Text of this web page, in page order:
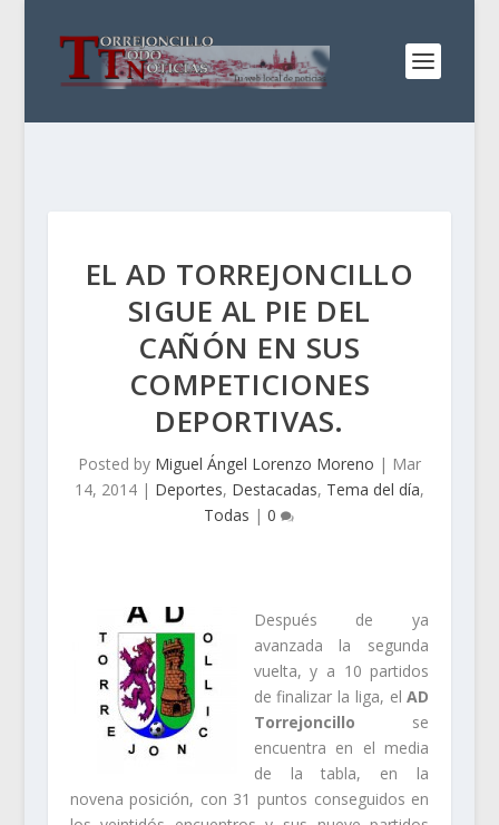
EL AD TORREJONCILLO
SIGUE AL PIE DEL
CAÑÓN EN SUS
COMPETICIONES
DEPORTIVAS.
Posted by Miguel Ángel Lorenzo Moreno | Mar
14, 2014| Deportes, Destacadas, Tema del día,
Todas |0
Después de ya
avanzada la segunda
vuelta, y a 10 partidos
de finalizar la liga, elAD
Torrejoncillo se
encuentra en el media
de la tabla, en la
novena posición, con 31 puntos conseguidos en